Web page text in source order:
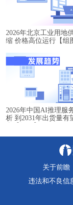
2026年北京工业用地
缩 价格高位运行【组
2026年中国AI推理服
析 到2031年出货量有
关于前瞻
违法和不良信